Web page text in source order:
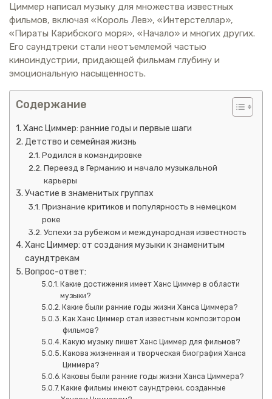
Циммер написал музыку для множества известных
фильмов, включая «Король Лев», «Интерстеллар»,
«Пираты Карибского моря», «Начало» и многих других.
Его саундтреки стали неотъемлемой частью
киноиндустрии, придающей фильмам глубину и
эмоциональную насыщенность.
Содержание
Ханс Циммер: ранние годы и первые шаги
Детство и семейная жизнь
Родился в командировке
Переезд в Германию и начало музыкальной
карьеры
Участие в знаменитых группах
Признание критиков и популярность в немецком
роке
Успехи за рубежом и международная известность
Ханс Циммер: от создания музыки к знаменитым
саундтрекам
Вопрос-ответ:
Какие достижения имеет Ханс Циммер в области
музыки?
Какие были ранние годы жизни Ханса Циммера?
Как Ханс Циммер стал известным композитором
фильмов?
Какую музыку пишет Ханс Циммер для фильмов?
Какова жизненная и творческая биография Ханса
Циммера?
Каковы были ранние годы жизни Ханса Циммера?
Какие фильмы имеют саундтреки, созданные